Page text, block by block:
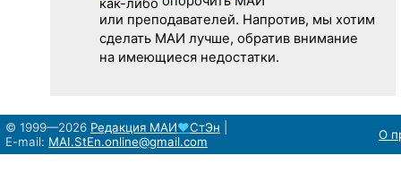
как-либо
или преподавателей. Напротив, мы хотим
сделать МАИ лучше, обратив внимание
на имеющиеся недостатки.
© 1999—2026 Редакция МАИ♥СтЭн
E-mail: MAI.StEn.online@gmail.com О